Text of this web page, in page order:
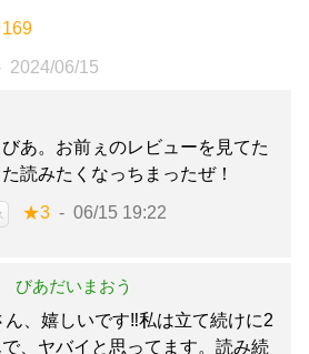
2024/06/15
あ。お前ぇのレビューを見てた
読みたくなっちまったぜ！
★3 06/15 19:22
びあだいまおう
ん、嬉しいです‼️私は立て続けに2
、ヤバイと思ってます。読み続